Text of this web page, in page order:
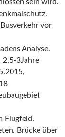
sein wird.
von
Analyse.
2,5-3Jahre
Flugfeld,
Brücke über